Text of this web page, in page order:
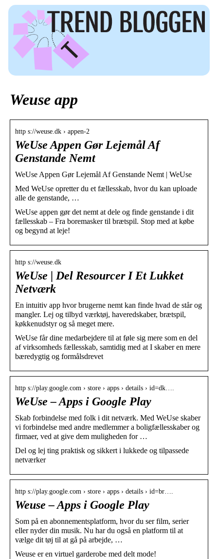
Weuse app
http s://weuse.dk › appen-2
WeUse Appen Gør Lejemål Af
Genstande Nemt
WeUse Appen Gør Lejemål Af Genstande Nemt | WeUse
Med WeUse opretter du et fællesskab, hvor du kan uploade
alle de genstande, …
WeUse appen gør det nemt at dele og finde genstande i dit
fællesskab – Fra boremasker til brætspil. Stop med at købe
og begynd at leje!
http s://weuse.dk
WeUse | Del Resourcer I Et Lukket
Netværk
En intuitiv app hvor brugerne nemt kan finde hvad de står og
mangler. Lej og tilbyd værktøj, haveredskaber, brætspil,
køkkenudstyr og så meget mere.
WeUse får dine medarbejdere til at føle sig mere som en del
af virksomheds fællesskab, samtidig med at I skaber en mere
bæredygtig og formålsdrevet
http s://play.google.com › store › apps › details › id=dk….
WeUse – Apps i Google Play
Skab forbindelse med folk i dit netværk. Med WeUse skaber
vi forbindelse med andre medlemmer a boligfællesskaber og
firmaer, ved at give dem muligheden for …
Del og lej ting praktisk og sikkert i lukkede og tilpassede
netværker
http s://play.google.com › store › apps › details › id=br….
Weuse – Apps i Google Play
Som på en abonnementsplatform, hvor du ser film, serier
eller nyder din musik. Nu har du også en platform til at
vælge dit tøj til at gå på arbejde, …
Weuse er en virtuel garderobe med delt mode!